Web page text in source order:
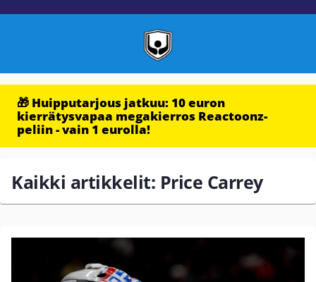
🎁 Huipputarjous jatkuu: 10 euron
kierrätysvapaa megakierros Reactoonz-
peliin - vain 1 eurolla!
Kaikki artikkelit: Price Carrey